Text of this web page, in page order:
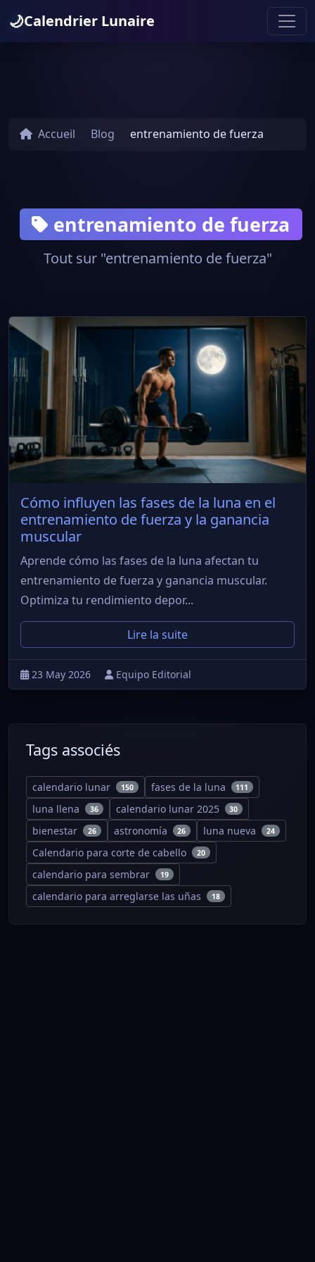
🌙Calendrier Lunaire
Accueil Blog entrenamiento de fuerza
entrenamiento de fuerza
Tout sur "entrenamiento de fuerza"
Cómo influyen las fases de la luna en el
entrenamiento de fuerza y la ganancia
muscular
Aprende cómo las fases de la luna afectan tu
entrenamiento de fuerza y ganancia muscular.
Optimiza tu rendimiento depor...
Lire la suite
23 May 2026 Equipo Editorial
Tags associés
calendario lunar 150 fases de la luna 111
luna llena 36 calendario lunar 2025 30
bienestar 26 astronomía 26 luna nueva 24
Calendario para corte de cabello 20
calendario para sembrar 19
calendario para arreglarse las uñas 18